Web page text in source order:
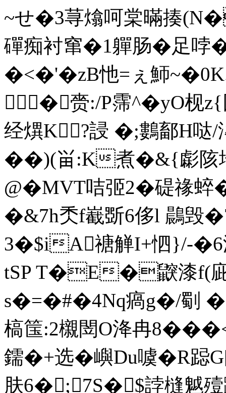
~せ�3荨熻呵棠暪揍
磾痴衬窜�1軃肠�足哱
�<�'�zB忚=ぇ魳
�赍:/P霈^� yO枧z{
经熼K?誛 �;鷜鄐H哒/
��)(畄:K煮�&{虨陔
@�MVT咭弬2�碮
�&7h秂f嶻斲6侈l 鷐毁
3�$iA禟觯I+怬}/-�6
tSP T�E�鼵漆f(
s�=�#�4Nq瘑g�/劅 �
槁筺:2櫬閚O洚冉8��
鑐�+选�嶼Du噳�R跽
肤6�;7S�$誖槰魆